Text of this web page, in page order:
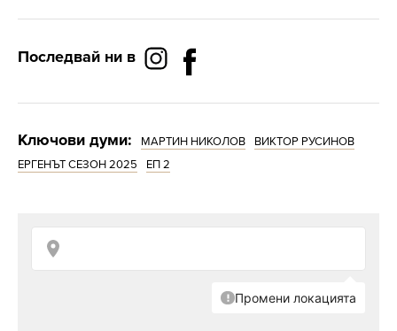
Последвай ни в
Ключови думи: МАРТИН НИКОЛОВ
ВИКТОР РУСИНОВ
ЕРГЕНЪТ СЕЗОН 2025
ЕП 2